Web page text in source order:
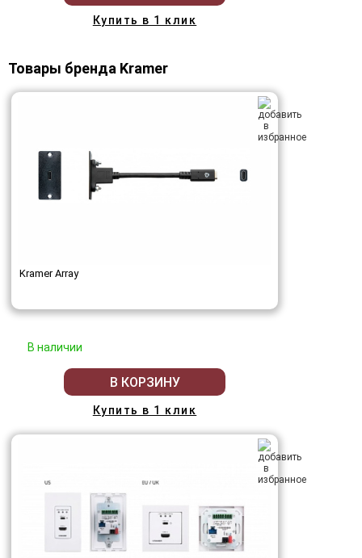
Купить в 1 клик
Товары бренда Kramer
Kramer Array
В наличии
В КОРЗИНУ
Купить в 1 клик